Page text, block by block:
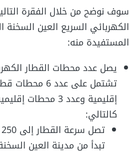
سوف نوضح من خلال الفقرة
الكهربائي السريع العين السخنة
المستفيدة منه:
إقليمية وعدد 3
كالتالي:
تبدأ من مدينة العين